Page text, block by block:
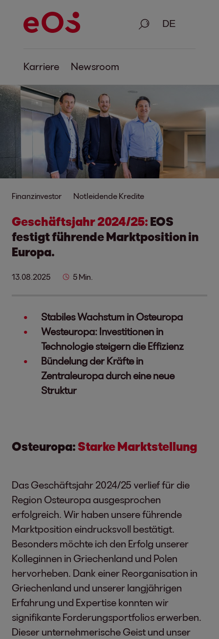
Suche
Karriere Newsroom
Finanzinvestor Notleidende Kredite
Geschäftsjahr 2024/25: EOS
festigt führende Marktposition in
Europa.
13.08.2025 5 Min.
Stabiles Wachstum in Osteuropa
Westeuropa: Investitionen in
Technologie steigern die Effizienz
Bündelung der Kräfte in
Zentraleuropa durch eine neue
Struktur
Osteuropa: Starke Marktstellung
Das Geschäftsjahr 2024/25 verlief für die
Region Osteuropa ausgesprochen
erfolgreich. Wir haben unsere führende
Marktposition eindrucksvoll bestätigt.
Besonders möchte ich den Erfolg unserer
Kolleginnen in Griechenland und Polen
hervorheben. Dank einer Reorganisation in
Griechenland und unserer langjährigen
Erfahrung und Expertise konnten wir
signifikante Forderungsportfolios erwerben.
Dieser unternehmerische Geist und unser